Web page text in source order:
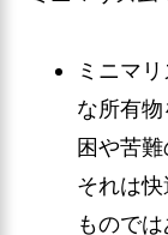
ミニマ
な所有
困や苦
それは
もので